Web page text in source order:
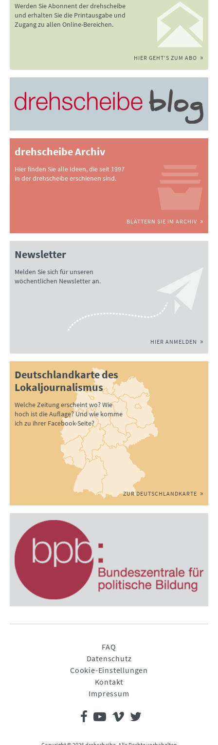
Werden Sie Abonnent der drehscheibe
und erhalten Sie die Printausgabe und
Zugang zu allen Online-Bereichen.
HIER GEHT'S ZUM ABO
drehscheibe Archiv
Hier finden Sie alle Ideen, die seit 1997
in der drehscheibe erschienen sind.
BLÄTTERN SIE IM ARCHIV
Newsletter
Melden Sie sich für unseren
wöchentlichen Newsletter an.
HIER ANMELDEN
Deutschlandkarte des
Lokaljournalismus
Welche Zeitung erscheint wo? Wie
hoch ist die Auflage? Und wie komme
ich zu ihrer Facebook-Seite?
ZUR DEUTSCHLANDKARTE
FAQ
Datenschutz
Cookie-Einstellungen
Kontakt
Impressum